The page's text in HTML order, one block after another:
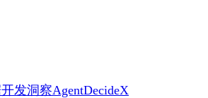
发洞察AgentDecideX